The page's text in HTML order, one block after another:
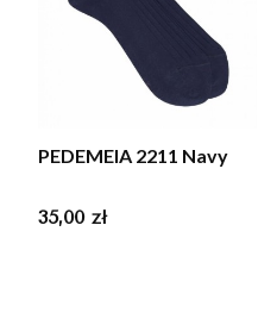
PEDEMEIA 2211 Navy
Cena
35,00 zł